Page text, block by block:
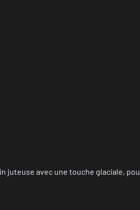
juteuse avec une touche glaciale,